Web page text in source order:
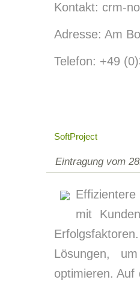
Kontakt: crm-
Adresse: Am
Telefon: +49
SoftProject
Eintragung vom
mit
Lösungen,
optimieren. Auf